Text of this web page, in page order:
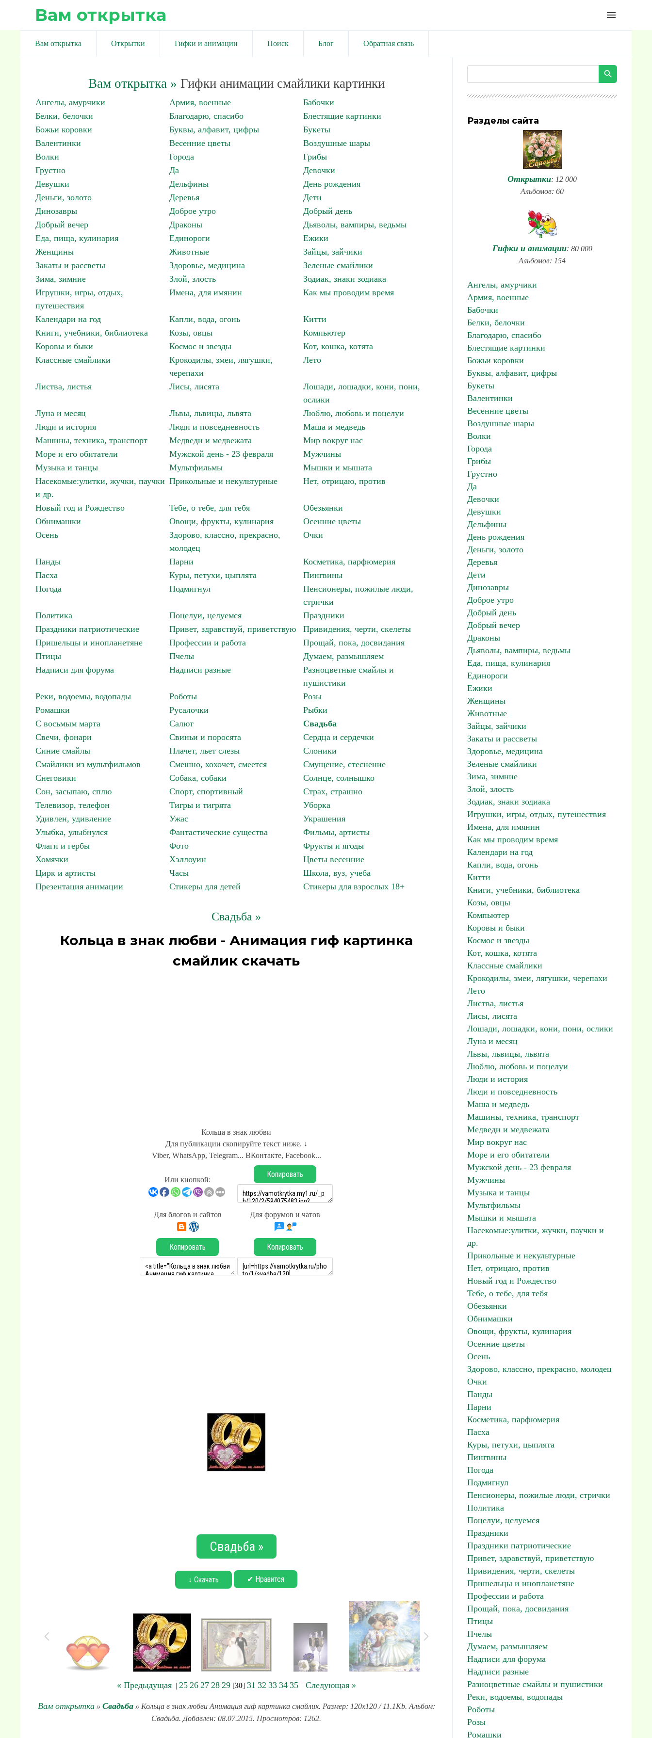
Вам открытка menu
Вам открытка Открытки Гифки и анимации Поиск Блог Обратная связь
Вам открытка» Гифки анимации смайлики картинки
Ангелы, амурчики Армия, военные
Бабочки
Белки, белочки
Благодарю, спасибо
Блестящие картинки
Божьи коровки
Буквы, алфавит, цифры
Букеты
Валентинки
Весенние цветы
Воздушные шары
Волки
Города
Грибы
Грустно
Да
Девочки
Девушки
Дельфины
День рождения
Деньги, золото
Деревья
Дети
Динозавры
Доброе утро
Добрый день
Добрый вечер
Драконы
Дьяволы, вампиры, ведьмы
Еда, пища, кулинария
Единороги
Ежики
Женщины
Животные
Зайцы, зайчики
Закаты и рассветы
Здоровье, медицина
Зеленые смайлики
Зима, зимние
Злой, злость
Зодиак, знаки зодиака
Игрушки, игры, отдых,
путешествия
Имена, для имянин Как мы проводим время
Календари на год Капли, вода, огонь
Китти
Книги, учебники, библиотека
Козы, овцы
Компьютер
Коровы и быки
Космос и звезды
Кот, кошка, котята
Классные смайлики
Крокодилы, змеи, лягушки,
черепахи
Лето
Листва, листья Лисы, лисята
Лошади, лошадки, кони, пони,
ослики
Луна и месяц
Львы, львицы, львята
Люблю, любовь и поцелуи
Люди и история
Люди и повседневность
Маша и медведь
Машины, техника, транспорт
Медведи и медвежата
Мир вокруг нас
Море и его обитатели
Мужской день - 23 февраля
Мужчины
Музыка и танцы
Мультфильмы
Мышки и мышата
Насекомые:улитки, жучки, паучки
и др.
Прикольные и некультурные Нет, отрицаю, против
Новый год и Рождество Тебе, о тебе, для тебя
Обезьянки
Обнимашки
Овощи, фрукты, кулинария
Осенние цветы
Осень
Здорово, классно, прекрасно,
молодец
Очки
Панды Парни
Косметика, парфюмерия
Пасха
Куры, петухи, цыплята
Пингвины
Погода
Подмигнул
Пенсионеры, пожилые люди,
стрички
Политика
Поцелуи, целуемся
Праздники
Праздники патриотические
Привет, здравствуй, приветствую
Привидения, черти, скелеты
Пришельцы и инопланетяне
Профессии и работа
Прощай, пока, досвидания
Птицы
Пчелы
Думаем, размышляем
Надписи для форума
Надписи разные
Разноцветные смайлы и
пушистики
Реки, водоемы, водопады
Роботы
Розы
Ромашки
Русалочки
Рыбки
С восьмым марта
Салют
Свадьба
Свечи, фонари
Свиньи и поросята
Сердца и сердечки
Синие смайлы
Плачет, льет слезы
Слоники
Смайлики из мультфильмов
Смешно, хохочет, смеется
Смущение, стеснение
Снеговики
Собака, собаки
Солнце, солнышко
Сон, засыпаю, сплю
Спорт, спортивный
Страх, страшно
Телевизор, телефон
Тигры и тигрята
Уборка
Удивлен, удивление
Ужас
Украшения
Улыбка, улыбнулся
Фантастические существа
Фильмы, артисты
Флаги и гербы
Фото
Фрукты и ягоды
Хомячки
Хэллоуин
Цветы весенние
Цирк и артисты
Часы
Школа, вуз, учеба
Презентация анимации
Стикеры для детей Стикеры для взрослых 18+
Свадьба »
Кольца в знак любви - Анимация гиф картинка
смайлик скачать
Кольца в знак любви
Для публикации скопируйте текст ниже. ↓
Viber, WhatsApp, Telegram... ВКонтакте, Facebook...
Или кнопкой:
Копировать
Для блогов и сайтов Для форумов и чатов
Копировать Копировать
Свадьба »
↓ Скачать ✔ Нравится
« Предыдущая| 25 26 27 28 29[30] 31 32 33 34 35| Следующая »
Вам открытка» Свадьба» Кольца в знак любви Анимация гиф картинка смайлик. Размер: 120x120 / 11.1Kb. Альбом:
Свадьба. Добавлен: 08.07.2015. Просмотров: 1262.
Разделы сайта
Открытки: 12 000
Альбомов: 60
Гифки и анимации: 80 000
Альбомов: 154
Ангелы, амурчики
Армия, военные
Бабочки
Белки, белочки
Благодарю, спасибо
Блестящие картинки
Божьи коровки
Буквы, алфавит, цифры
Букеты
Валентинки
Весенние цветы
Воздушные шары
Волки
Города
Грибы
Грустно
Да
Девочки
Девушки
Дельфины
День рождения
Деньги, золото
Деревья
Дети
Динозавры
Доброе утро
Добрый день
Добрый вечер
Драконы
Дьяволы, вампиры, ведьмы
Еда, пища, кулинария
Единороги
Ежики
Женщины
Животные
Зайцы, зайчики
Закаты и рассветы
Здоровье, медицина
Зеленые смайлики
Зима, зимние
Злой, злость
Зодиак, знаки зодиака
Игрушки, игры, отдых, путешествия
Имена, для имянин
Как мы проводим время
Календари на год
Капли, вода, огонь
Китти
Книги, учебники, библиотека
Козы, овцы
Компьютер
Коровы и быки
Космос и звезды
Кот, кошка, котята
Классные смайлики
Крокодилы, змеи, лягушки, черепахи
Лето
Листва, листья
Лисы, лисята
Лошади, лошадки, кони, пони, ослики
Луна и месяц
Львы, львицы, львята
Люблю, любовь и поцелуи
Люди и история
Люди и повседневность
Маша и медведь
Машины, техника, транспорт
Медведи и медвежата
Мир вокруг нас
Море и его обитатели
Мужской день - 23 февраля
Мужчины
Музыка и танцы
Мультфильмы
Мышки и мышата
Насекомые:улитки, жучки, паучки и
др.
Прикольные и некультурные
Нет, отрицаю, против
Новый год и Рождество
Тебе, о тебе, для тебя
Обезьянки
Обнимашки
Овощи, фрукты, кулинария
Осенние цветы
Осень
Здорово, классно, прекрасно, молодец
Очки
Панды
Парни
Косметика, парфюмерия
Пасха
Куры, петухи, цыплята
Пингвины
Погода
Подмигнул
Пенсионеры, пожилые люди, стрички
Политика
Поцелуи, целуемся
Праздники
Праздники патриотические
Привет, здравствуй, приветствую
Привидения, черти, скелеты
Пришельцы и инопланетяне
Профессии и работа
Прощай, пока, досвидания
Птицы
Пчелы
Думаем, размышляем
Надписи для форума
Надписи разные
Разноцветные смайлы и пушистики
Реки, водоемы, водопады
Роботы
Розы
Ромашки